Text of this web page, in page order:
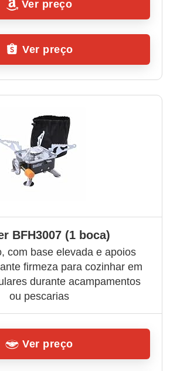
Ver preço
Ver preço
BFH3007 (1 boca)
com base elevada e apoios
firmeza para cozinhar em
durante acampamentos
ou pescarias
Ver preço